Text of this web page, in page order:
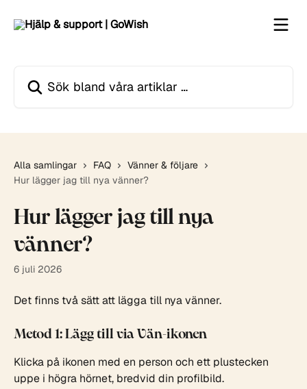
Alla samlingar FAQ
Vänner & följare
Hur lägger jag till nya vänner?
Hur lägger jag till nya
vänner?
6 juli 2026
Det finns två sätt att lägga till nya vänner.
Metod 1: Lägg till via Vän-ikonen
Klicka på ikonen med en person och ett plustecken
uppe i högra hörnet, bredvid din profilbild.